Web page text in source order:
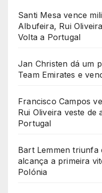
Santi Mesa vence
Albufeira, Rui
Volta a Portugal
Jan Christen dá um
Team Emirates e
Francisco Campos
Rui Oliveira veste de
Portugal
Bart Lemmen triunfa
alcança a primeira
Polónia